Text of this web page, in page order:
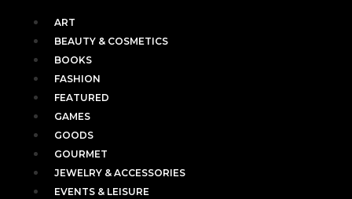
ART
BEAUTY & COSMETICS
BOOKS
FASHION
FEATURED
GAMES
GOODS
GOURMET
JEWELRY & ACCESSORIES
EVENTS & LEISURE